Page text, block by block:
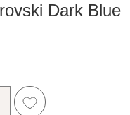
Dark Blue